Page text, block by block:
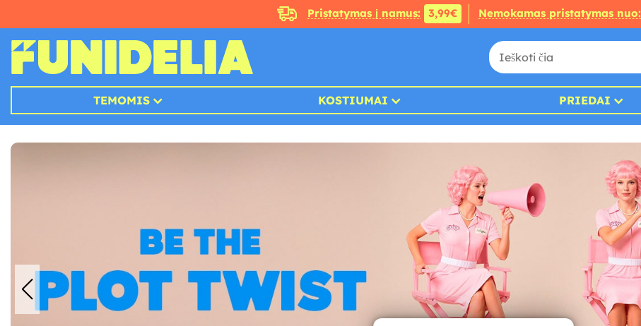
Pristatymas į namus: 3,99€ Nemokamas pristatymas nuo:
TEMOMIS KOSTIUMAI PRIEDAI